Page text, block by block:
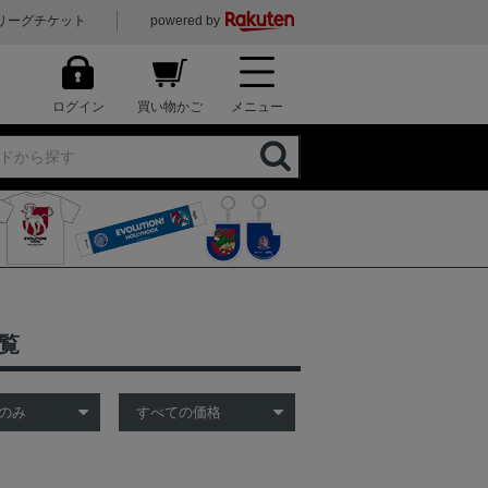
ーグチケット powered by
ログイン 買い物かご メニュー